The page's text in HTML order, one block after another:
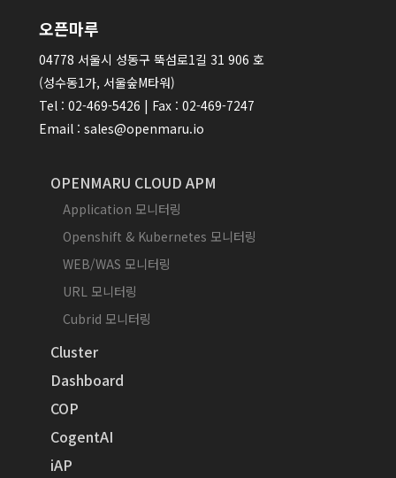
오픈마루
04778 서울시 성동구 뚝섬로1길 31 906 호
(성수동1가, 서울숲M타워)
Tel : 02-469-5426 | Fax : 02-469-7247
Email : sales@openmaru.io
OPENMARU CLOUD APM
Application 모니터링
Openshift & Kubernetes 모니터링
WEB/WAS 모니터링
URL 모니터링
Cubrid 모니터링
Cluster
Dashboard
COP
CogentAI
iAP